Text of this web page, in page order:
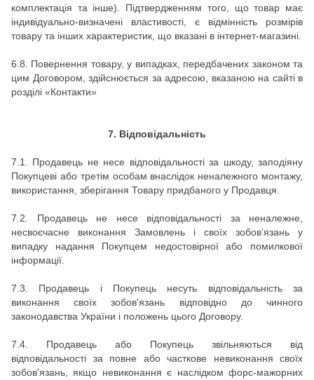
комплектація та інше).
Підтвердженням того, що товар має
індивідуально-визначені властивості, є відмінність розмірів
товару та інших характеристик, що вказані в інтернет-магазині.
6.8.
Повернення товару, у випадках, передбачених законом та
цим Договором, здійснюється за адресою, вказаною на сайті в
розділі «Контакти»
7. Відповідальність
7.1.
Продавець не несе відповідальності за шкоду, заподіяну
Покупцеві або третім особам внаслідок неналежного монтажу,
використання, зберігання Товару придбаного у Продавця.
7.2.
Продавець не несе відповідальності за неналежне,
несвоєчасне виконання Замовлень і своїх зобов’язань у
випадку надання Покупцем недостовірної або помилкової
інформації.
7.3.
Продавець і Покупець несуть відповідальність за
виконання своїх зобов'язань відповідно до чинного
законодавства України і положень цього Договору.
7.4.
Продавець або Покупець звільняються від
відповідальності за повне або часткове невиконання своїх
зобов'язань, якщо невиконання є наслідком форс-мажорних